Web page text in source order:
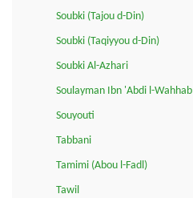
Soubki (Tajou d-Din)
Soubki (Taqiyyou d-Din)
Soubki Al-Azhari
Soulayman Ibn 'Abdi l-Wahhab
Souyouti
Tabbani
Tamimi (Abou l-Fadl)
Tawil